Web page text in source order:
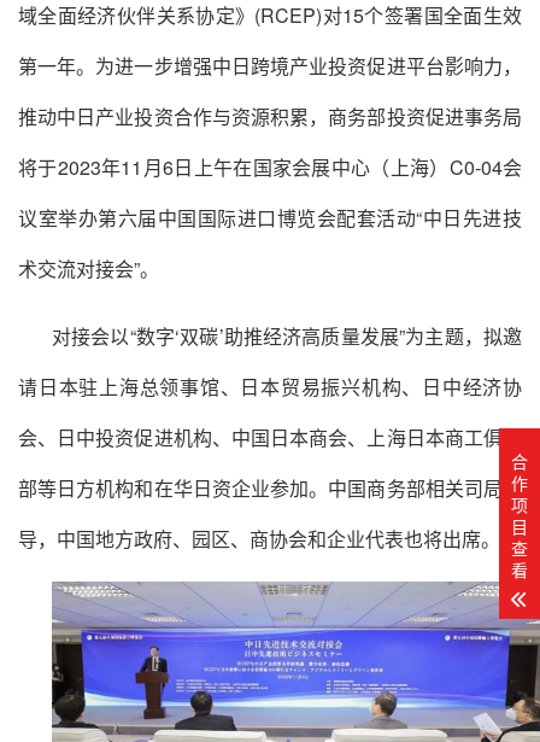
域全面经济伙伴关系协定》(RCEP)对15个签署国全面生效
第一年。为进一步增强中日跨境产业投资促进平台影响力，
推动中日产业投资合作与资源积累，商务部投资促进事务局
将于2023年11月6日上午在国家会展中心（上海）C0-04会
议室举办第六届中国国际进口博览会配套活动“中日先进技
术交流对接会”。
对接会以“数字‘双碳’助推经济高质量发展”为主题，拟邀
请日本驻上海总领事馆、日本贸易振兴机构、日中经济协
会、日中投资促进机构、中国日本商会、上海日本商工俱乐
部等日方机构和在华日资企业参加。中国商务部相关司局领
导，中国地方政府、园区、商协会和企业代表也将出席。
合
作
项
目
查
看